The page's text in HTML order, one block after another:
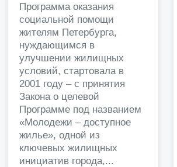
Программа оказания
социальной помощи
жителям Петербурга,
нуждающимся в
улучшении жилищных
условий, стартовала в
2001 году – с принятия
Закона о целевой
Программе под названием
«Молодежи – доступное
жилье», одной из
ключевых жилищных
инициатив города,...